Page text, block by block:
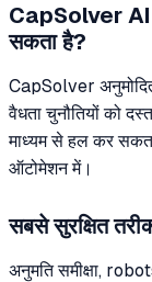
CapSolver AI
सकता है?
CapSolver
वैधता चुनौतियों को
माध्यम से हल कर
ऑटोमेशन में।
सबसे सुरक्षित
अनुमति समीक्षा,